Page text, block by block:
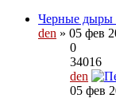
Черные дыры
den » 05 фев
0
34016
den
05 фев